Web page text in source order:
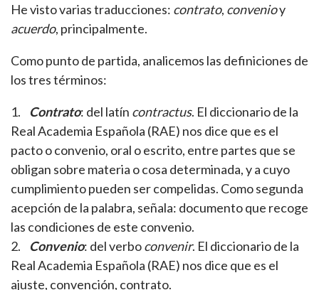
He visto varias traducciones: contrato, convenioy
acuerdo, principalmente.
Como punto de partida, analicemos las definiciones de
los tres términos:
1. Contrato: del latín contractus. El diccionario de la
Real Academia Española (RAE) nos dice que es el
pacto o convenio, oral o escrito, entre partes que se
obligan sobre materia o cosa determinada, y a cuyo
cumplimiento pueden ser compelidas. Como segunda
acepción de la palabra, señala: documento que recoge
las condiciones de este convenio.
2. Convenio: del verboconvenir. El diccionario de la
Real Academia Española (RAE) nos dice que es el
ajuste, convención, contrato.